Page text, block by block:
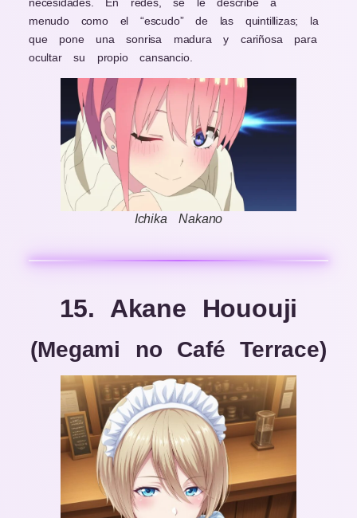
menudo como el “escudo” de las quintillizas; la
que pone una sonrisa madura y cariñosa para
ocultar su propio cansancio.
Ichika Nakano
15. Akane Hououji
(Megami no Café Terrace)